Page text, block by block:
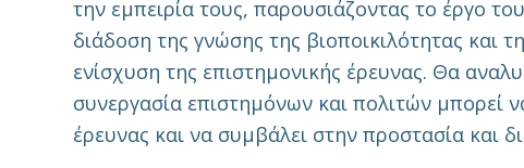
την εμπειρία τους, παρουσιάζοντας το έργο
διάδοση της γνώσης της βιοποικιλότητας και
ενίσχυση της επιστημονικής έρευνας. Θα
συνεργασία επιστημόνων και πολιτών μπορεί
έρευνας και να συμβάλει στην προστασία και